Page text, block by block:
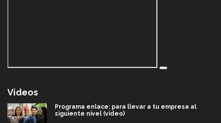
Videos
Programa enlace: para llevar a tu empresa al
siguiente nivel (video)